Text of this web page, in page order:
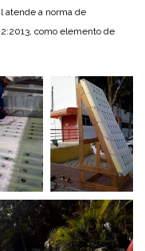
atende a norma de
como elemento de